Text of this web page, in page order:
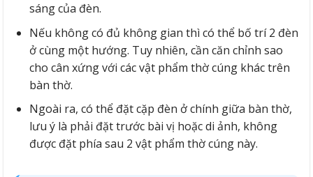
sáng của đèn.
Nếu không có đủ không gian thì có thể bố trí 2 đèn
ở cùng một hướng. Tuy nhiên, cần căn chỉnh sao
cho cân xứng với các vật phẩm thờ cúng khác trên
bàn thờ.
Ngoài ra, có thể đặt cặp đèn ở chính giữa bàn thờ,
lưu ý là phải đặt trước bài vị hoặc di ảnh, không
được đặt phía sau 2 vật phẩm thờ cúng này.